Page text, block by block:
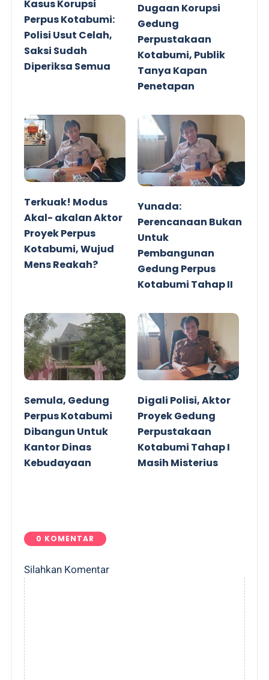
Kasus Korupsi
Perpus Kotabumi:
Polisi Usut Celah,
Saksi Sudah
Diperiksa Semua
Dugaan Korupsi
Gedung
Perpustakaan
Kotabumi, Publik
Tanya Kapan
Penetapan
Terkuak! Modus
Akal- akalan Aktor
Proyek Perpus
Kotabumi, Wujud
Mens Reakah?
Yunada:
Perencanaan Bukan
Untuk
Pembangunan
Gedung Perpus
Kotabumi Tahap II
Semula, Gedung
Perpus Kotabumi
Dibangun Untuk
Kantor Dinas
Kebudayaan
Digali Polisi, Aktor
Proyek Gedung
Perpustakaan
Kotabumi Tahap I
Masih Misterius
0 KOMENTAR
Silahkan Komentar